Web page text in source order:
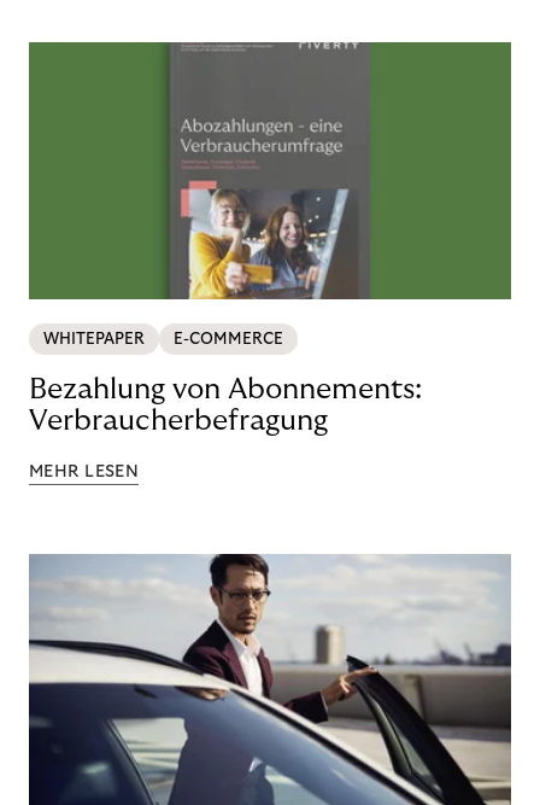
WHITEPAPER E-COMMERCE
Bezahlung von Abonnements:
Verbraucherbefragung
MEHR LESEN